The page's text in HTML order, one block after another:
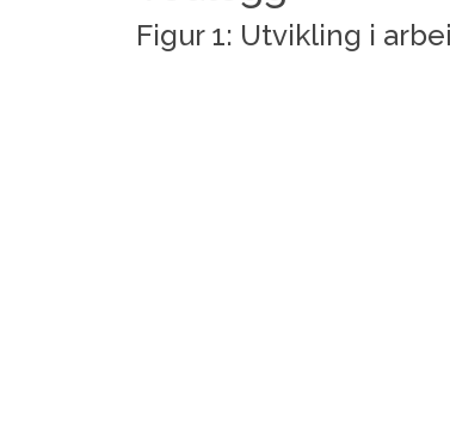
Figur 1: Utvikling i